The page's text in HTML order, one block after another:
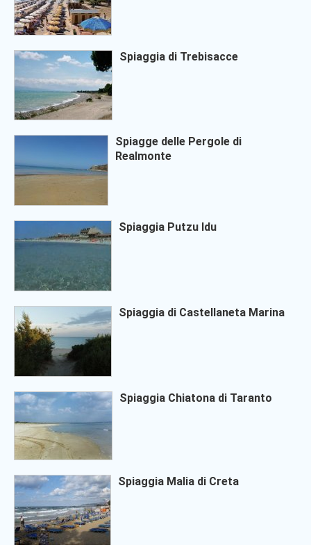
Spiaggia di Trebisacce
Spiagge delle Pergole di
Realmonte
Spiaggia Putzu Idu
Spiaggia di Castellaneta Marina
Spiaggia Chiatona di Taranto
Spiaggia Malia di Creta